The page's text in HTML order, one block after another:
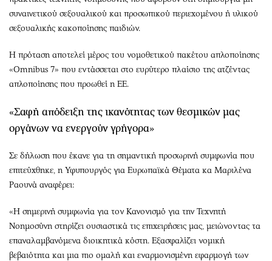
συναινετικού σεξουαλικού και προσωπικού περιεχομένου ή υλικού
σεξουαλικής κακοποίησης παιδιών.
Η πρόταση αποτελεί μέρος του νομοθετικού πακέτου απλοποίησης
«Omnibus 7» που εντάσσεται στο ευρύτερο πλαίσιο της ατζέντας
απλοποίησης που προωθεί η ΕΕ.
«Σαφή απόδειξη της ικανότητας των θεσμικών μας
οργάνων να ενεργούν γρήγορα»
Σε δήλωση που έκανε για τη σημαντική προσωρινή συμφωνία που
επιτεύχθηκε, η Υφυπουργός για Ευρωπαϊκά Θέματα κα Μαριλένα
Ραουνά αναφέρει:
«Η σημερινή συμφωνία για τον Κανονισμό για την Τεχνητή
Νοημοσύνη στηρίζει ουσιαστικά τις επιχειρήσεις μας, μειώνοντας τα
επαναλαμβανόμενα διοικητικά κόστη. Εξασφαλίζει νομική
βεβαιότητα και μια πιο ομαλή και εναρμονισμένη εφαρμογή των